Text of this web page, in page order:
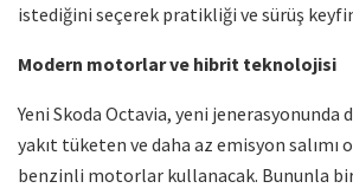
istediğini seçerek pratikliği ve sürüş
Modern motorlar ve hibrit teknolojisi
Yeni Skoda Octavia, yeni jenerasyonunda
yakıt tüketen ve daha az emisyon salımı
benzinli motorlar kullanacak. Bununla